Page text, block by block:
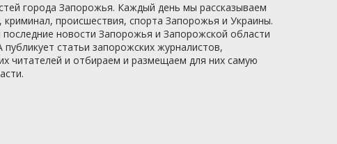
города Запорожья. Каждый день мы рассказываем
происшествия, спорта Запорожья и Украины.
новости Запорожья и Запорожской области
статьи запорожских журналистов,
читателей и отбираем и размещаем для них самую